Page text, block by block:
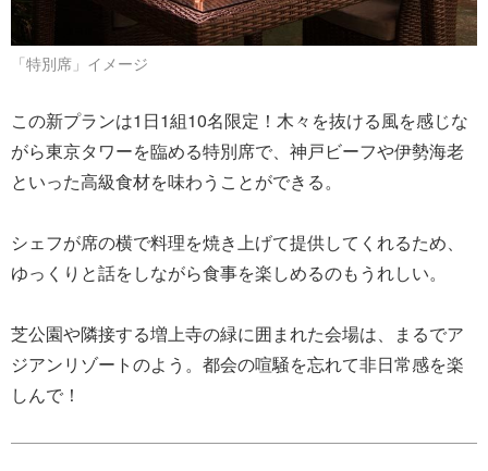
「特別席」イメージ
この新プランは1日1組10名限定！木々を抜ける風を感じな
がら東京タワーを臨める特別席で、神戸ビーフや伊勢海老
といった高級食材を味わうことができる。
シェフが席の横で料理を焼き上げて提供してくれるため、
ゆっくりと話をしながら食事を楽しめるのもうれしい。
芝公園や隣接する増上寺の緑に囲まれた会場は、まるでア
ジアンリゾートのよう。都会の喧騒を忘れて非日常感を楽
しんで！